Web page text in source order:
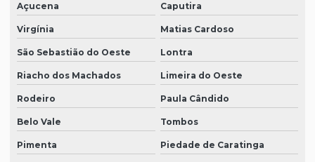
Açucena Caputira
Virgínia Matias Cardoso
São Sebastião do Oeste Lontra
Riacho dos Machados Limeira do Oeste
Rodeiro Paula Cândido
Belo Vale Tombos
Pimenta Piedade de Caratinga